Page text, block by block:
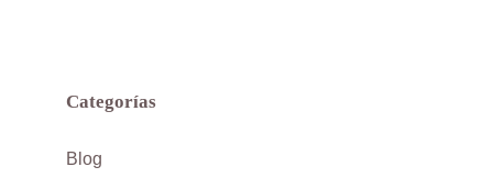
Categorías
Blog